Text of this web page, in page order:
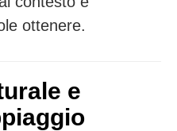
ottenere.
e